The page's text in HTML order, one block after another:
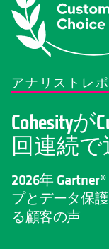
アナリストレ
Cohesityが
回連続で
2026年
プとデータ保
る顧客の声